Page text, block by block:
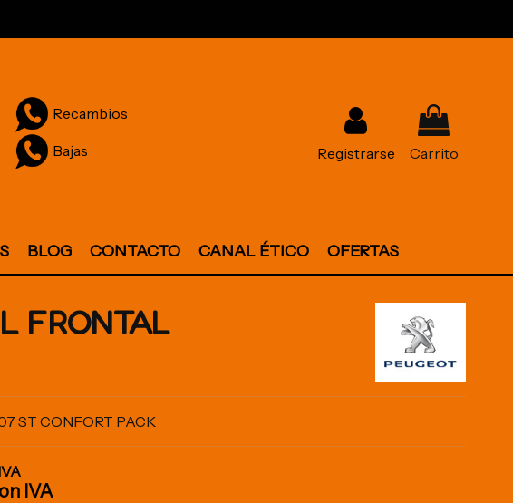
Recambios
Bajas Registrarse Carrito
BLOG CONTACTO CANAL ÉTICO OFERTAS
FRONTAL
ST CONFORT PACK
IVA